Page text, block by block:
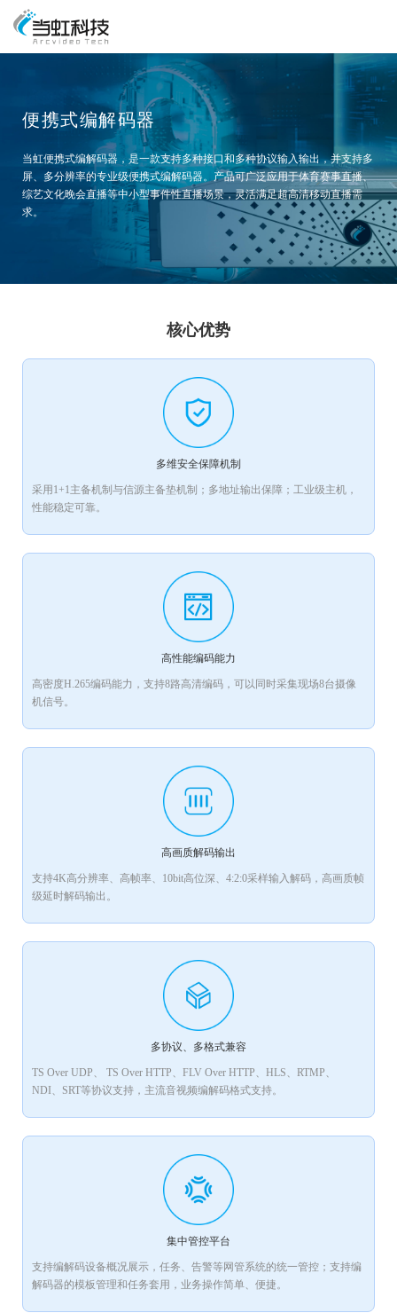
便携式编解码器
当虹便携式编解码器，是一款支持多种接口和多种协议输入输出，并支持多
屏、多分辨率的专业级便携式编解码器。产品可广泛应用于体育赛事直播、
综艺文化晚会直播等中小型事件性直播场景，灵活满足超高清移动直播需
求。
核心优势
多维安全保障机制
采用1+1主备机制与信源主备垫机制；多地址输出保障；工业级主机，
性能稳定可靠。
高性能编码能力
高密度H.265编码能力，支持8路高清编码，可以同时采集现场8台摄像
机信号。
高画质解码输出
支持4K高分辨率、高帧率、10bit高位深、4:2:0采样输入解码，高画质帧
级延时解码输出。
多协议、多格式兼容
TS Over UDP、 TS Over HTTP、FLV Over HTTP、HLS、RTMP、
NDI、SRT等协议支持，主流音视频编解码格式支持。
集中管控平台
支持编解码设备概况展示，任务、告警等网管系统的统一管控；支持编
解码器的模板管理和任务套用，业务操作简单、便捷。